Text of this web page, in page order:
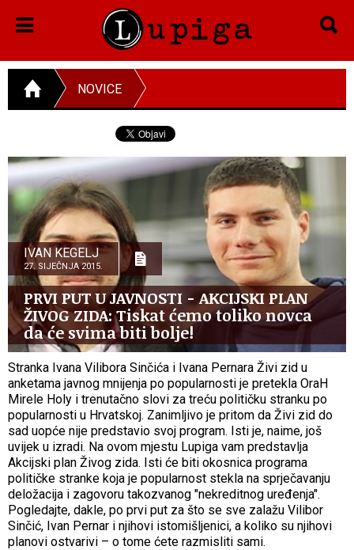
NOVICE
IVAN KEGELJ
27. SIJEČNJA 2015.
PRVI PUT U JAVNOSTI - AKCIJSKI PLAN
ŽIVOG ZIDA: Tiskat ćemo toliko novca
da će svima biti bolje!
Stranka Ivana Vilibora Sinčića i Ivana Pernara Živi zid u
anketama javnog mnijenja po popularnosti je pretekla OraH
Mirele Holy i trenutačno slovi za treću političku stranku po
popularnosti u Hrvatskoj. Zanimljivo je pritom da Živi zid do
sad uopće nije predstavio svoj program. Isti je, naime, još
uvijek u izradi. Na ovom mjestu Lupiga vam predstavlja
Akcijski plan Živog zida. Isti će biti okosnica programa
političke stranke koja je popularnost stekla na sprječavanju
deložacija i zagovoru takozvanog "nekreditnog uređenja".
Pogledajte, dakle, po prvi put za što se sve zalažu Vilibor
Sinčić, Ivan Pernar i njihovi istomišljenici, a koliko su njihovi
planovi ostvarivi – o tome ćete razmisliti sami.